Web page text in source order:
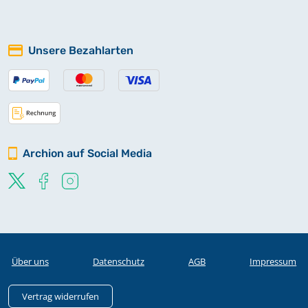
Unsere Bezahlarten
Archion auf Social Media
Über uns Datenschutz AGB Impressum
Vertrag widerrufen